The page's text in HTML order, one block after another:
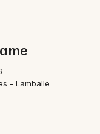
- Lamballe